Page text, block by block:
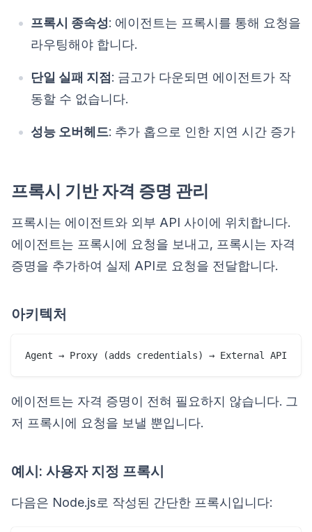
프록시 종속성: 에이전트는 프록시를 통해 요청을
라우팅해야 합니다.
단일 실패 지점: 금고가 다운되면 에이전트가 작
동할 수 없습니다.
성능 오버헤드: 추가 홉으로 인한 지연 시간 증가
프록시 기반 자격 증명 관리
프록시는 에이전트와 외부 API 사이에 위치합니다.
에이전트는 프록시에 요청을 보내고, 프록시는 자격
증명을 추가하여 실제 API로 요청을 전달합니다.
아키텍처
에이전트는 자격 증명이 전혀 필요하지 않습니다. 그
저 프록시에 요청을 보낼 뿐입니다.
예시: 사용자 지정 프록시
다음은 Node.js로 작성된 간단한 프록시입니다: